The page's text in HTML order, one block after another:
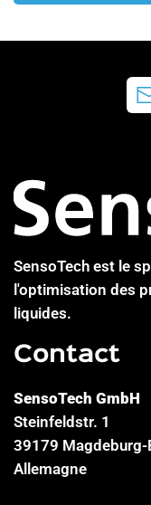
SensoTech est le
l'optimisation des
liquides.
Contact
SensoTech GmbH
Steinfeldstr. 1
39179 Magdeburg-
Allemagne